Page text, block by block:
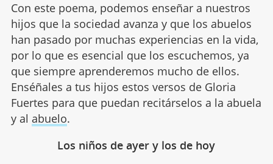
Con este poema, podemos enseñar a nuestros
hijos que la sociedad avanza y que los abuelos
han pasado por muchas experiencias en la vida,
por lo que es esencial que los escuchemos, ya
que siempre aprenderemos mucho de ellos.
Enséñales a tus hijos estos versos de Gloria
Fuertes para que puedan recitárselos a la abuela
y al abuelo.
Los niños de ayer y los de hoy